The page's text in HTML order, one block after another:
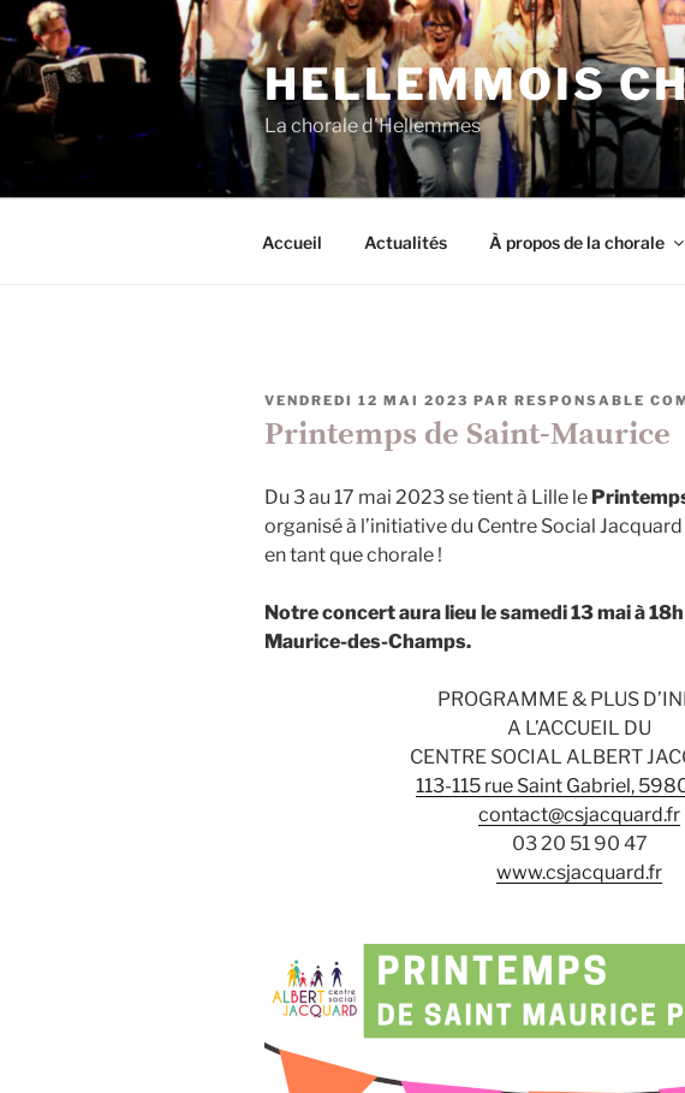
Aller
au
contenu
principal
HELLEMMOIS
La chorale d'Hellemmes
Accueil Actualités À propos de la chorale
PUBLIÉ
VENDREDI 12 MAI 2023 PAR RESPONSABLE
Printemps de Saint-Maurice
Du 3 au 17 mai 2023 se tient à Lille le
organisé à l’initiative du Centre Social
en tant que chorale !
Notre concert aura lieu le samedi 13 mai à 18h
Maurice-des-Champs.
PROGRAMME & PLUS
A L’ACCUEIL DU
CENTRE SOCIAL ALBERT
113-115 rue Saint Gabriel,
contact@csjacquard.fr
03 20 51 90 47
www.csjacquard.fr